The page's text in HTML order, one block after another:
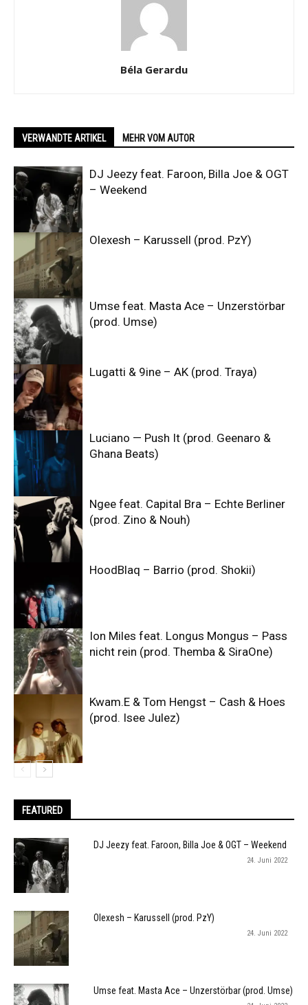
Béla Gerardu
VERWANDTE ARTIKEL MEHR VOM AUTOR
DJ Jeezy feat. Faroon, Billa Joe & OGT
– Weekend
Olexesh – Karussell (prod. PzY)
Umse feat. Masta Ace – Unzerstörbar
(prod. Umse)
Lugatti & 9ine – AK (prod. Traya)
Luciano — Push It (prod. Geenaro &
Ghana Beats)
Ngee feat. Capital Bra – Echte Berliner
(prod. Zino & Nouh)
HoodBlaq – Barrio (prod. Shokii)
Ion Miles feat. Longus Mongus – Pass
nicht rein (prod. Themba & SiraOne)
Kwam.E & Tom Hengst – Cash & Hoes
(prod. Isee Julez)
FEATURED
DJ Jeezy feat. Faroon, Billa Joe & OGT – Weekend
24. Juni 2022
Olexesh – Karussell (prod. PzY)
24. Juni 2022
Umse feat. Masta Ace – Unzerstörbar (prod. Umse)